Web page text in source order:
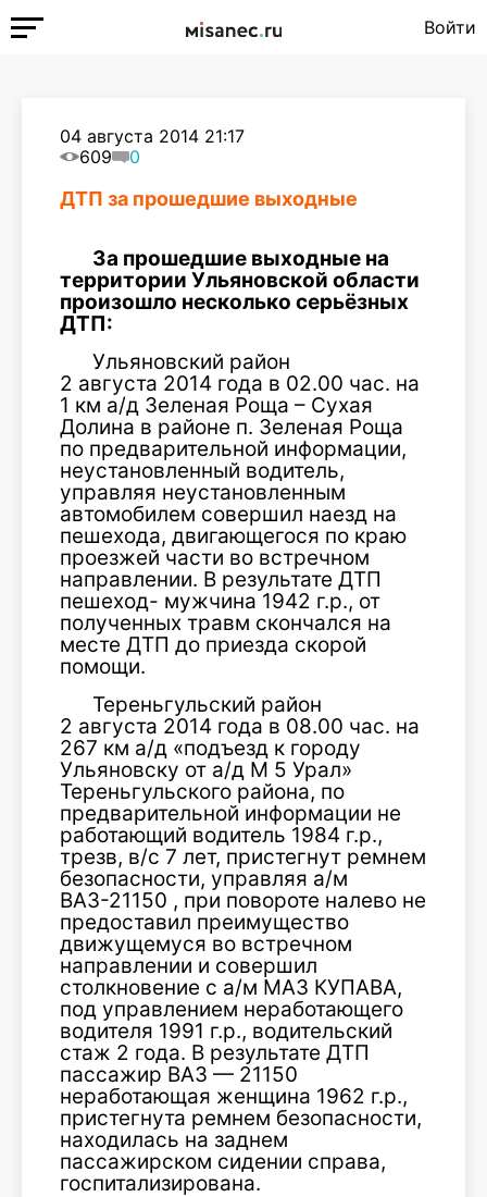
Войти
04 августа 2014 21:17
609
0
ДТП за прошедшие выходные
За прошедшие выходные на
территории Ульяновской области
произошло несколько серьёзных
ДТП:
Ульяновский район
2 августа 2014 года в 02.00 час. на
1 км а/д Зеленая Роща – Сухая
Долина в районе п. Зеленая Роща
по предварительной информации,
неустановленный водитель,
управляя неустановленным
автомобилем совершил наезд на
пешехода, двигающегося по краю
проезжей части во встречном
направлении. В результате ДТП
пешеход- мужчина 1942 г.р., от
полученных травм скончался на
месте ДТП до приезда скорой
помощи.
Тереньгульский район
2 августа 2014 года в 08.00 час. на
267 км а/д «подъезд к городу
Ульяновску от а/д М 5 Урал»
Тереньгульского района, по
предварительной информации не
работающий водитель 1984 г.р.,
трезв, в/с 7 лет, пристегнут ремнем
безопасности, управляя а/м
ВАЗ-21150 , при повороте налево не
предоставил преимущество
движущемуся во встречном
направлении и совершил
столкновение с а/м МАЗ КУПАВА,
под управлением неработающего
водителя 1991 г.р., водительский
стаж 2 года. В результате ДТП
пассажир ВАЗ — 21150
неработающая женщина 1962 г.р.,
пристегнута ремнем безопасности,
находилась на заднем
пассажирском сидении справа,
госпитализирована.